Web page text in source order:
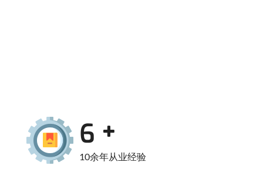
10
10余年从业经验